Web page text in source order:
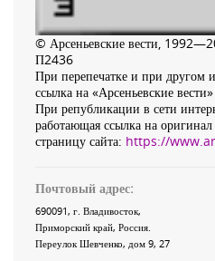
© Арсеньевские вести,
П2436
При перепечатке и при другом
ссылка на «Арсеньевские вести»
При републикации в сети
работающая ссылка на
страницу сайта: https://
Почтовый адрес:
690091, г. Владивосток,
Приморский край, Россия
Переулок Шевченко, дом 9, 27